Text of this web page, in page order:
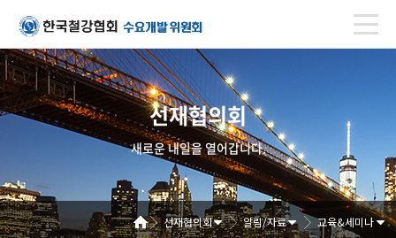
선재협의회
새로운 내일을 열어갑니다.
선재협의회 알림/자료 교육&세미나